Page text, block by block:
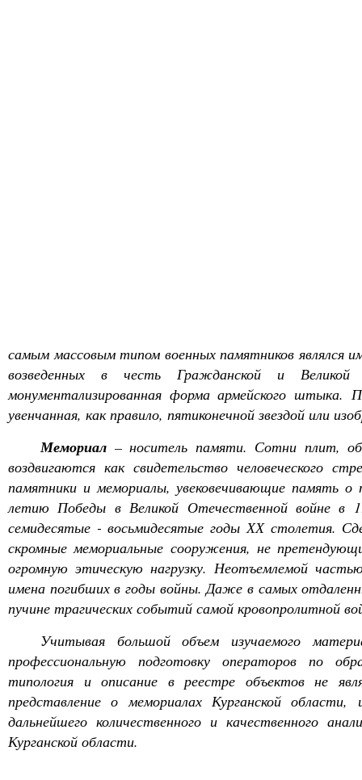
самым массовым типом военных памятников являлся
возведенных в честь Гражданской и
монументализированная форма армейского штыка.
увенчанная, как правило, пятиконечной звездой или
Мемориал – носитель памяти. Сотни плит,
воздвигаются как свидетельство человеческого
памятники и мемориалы, увековечивающие память
летию Победы в Великой Отечественной войне в
семидесятые - восьмидесятые годы ХХ столетия.
скромные мемориальные сооружения, не
огромную этическую нагрузку. Неотъемлемой
имена погибших в годы войны. Даже в самых
пучине трагических событий самой кровопролитной
Учитывая большой объем изучаемого
профессиональную подготовку операторов по
типология и описание в реестре объектов не
представление о мемориалах Курганской
дальнейшего количественного и качественного
Курганской области.